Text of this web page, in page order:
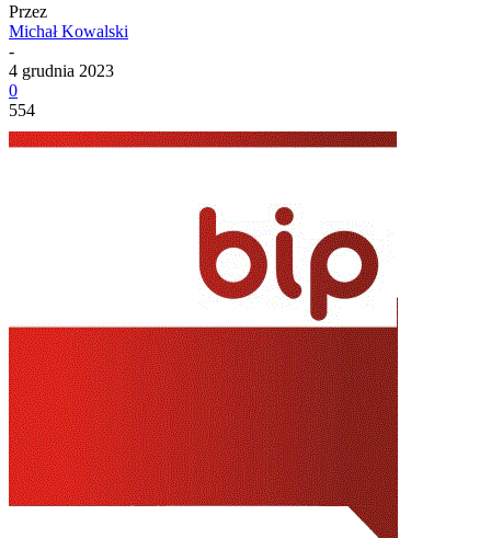
Przez
Michał Kowalski
-
4 grudnia 2023
0
554